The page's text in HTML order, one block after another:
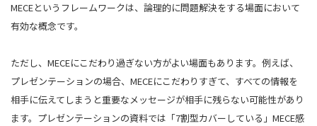
MECEというフレームワークは、論理的に問題解決をする場面において
有効な概念です。
ただし、MECEにこだわり過ぎない方がよい場面もあります。例えば、
プレゼンテーションの場合、MECEにこだわりすぎて、すべての情報を
相手に伝えてしまうと重要なメッセージが相手に残らない可能性があり
ます。プレゼンテーションの資料では「7割型カバーしている」MECE感